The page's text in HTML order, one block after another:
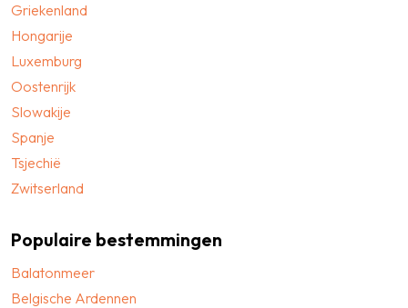
Griekenland
Hongarije
Luxemburg
Oostenrijk
Slowakije
Spanje
Tsjechië
Zwitserland
Populaire bestemmingen
Balatonmeer
Belgische Ardennen